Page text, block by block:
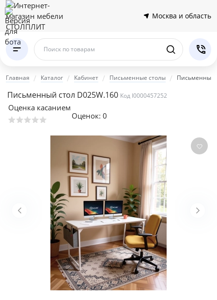
Москва и область
Поиск по товарам
Главная Каталог Кабинет Письменные столы Письменный
Письменный стол D025W.160 Код I0000457252
Оценка касанием
Оценок: 0